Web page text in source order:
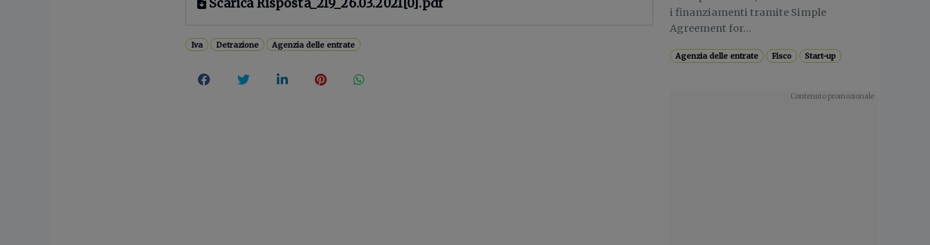
Scarica Risposta_219_26.03.2021[0].pdf
Iva Detrazione Agenzia delle entrate
i finanziamenti tramite Simple
Agreement for...
Agenzia delle entrate Fisco Start-up